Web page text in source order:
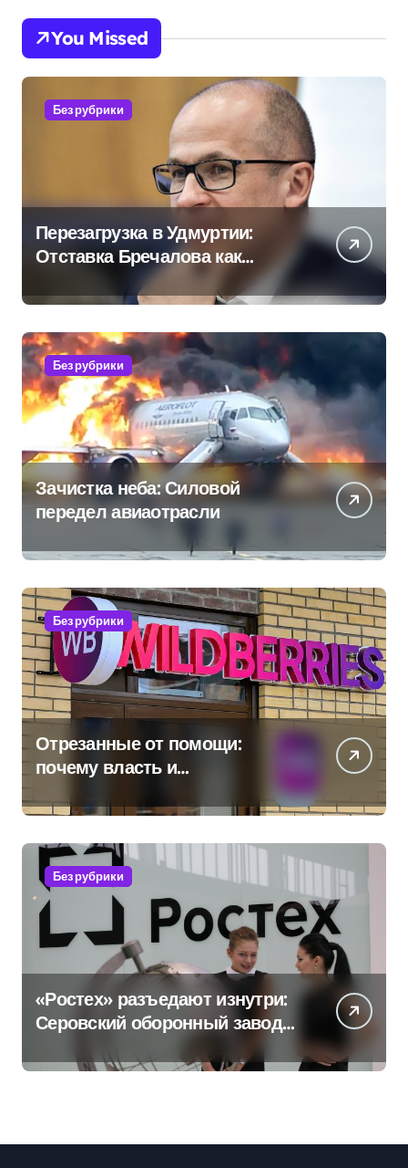
You Missed
Без рубрики
Перезагрузка в Удмуртии:
Отставка Бречалова как
результат управленческих
провалов и уязвимости
региона
Без рубрики
Зачистка неба: Силовой
передел авиаотрасли
Без рубрики
Отрезанные от помощи:
почему власть и
руки» после ударов по
складам Wildberries?
Без рубрики
«Ростех» разъедают изнутри:
Серовский оборонный завод